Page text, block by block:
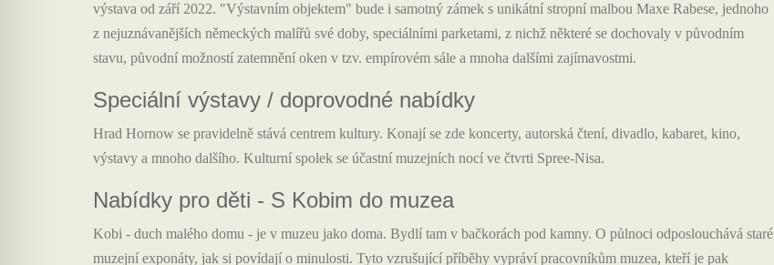
výstava od září 2022. "Výstavním objektem" bude i samotný zámek s unikátní stropní malbou Maxe Rabese, jednoho
z nejuznávanějších německých malířů své doby, speciálními parketami, z nichž některé se dochovaly v původním
stavu, původní možností zatemnění oken v tzv. empírovém sále a mnoha dalšími zajímavostmi.
Speciální výstavy / doprovodné nabídky
Hrad Hornow se pravidelně stává centrem kultury. Konají se zde koncerty, autorská čtení, divadlo, kabaret, kino,
výstavy a mnoho dalšího. Kulturní spolek se účastní muzejních nocí ve čtvrti Spree-Nisa.
Nabídky pro děti - S Kobim do muzea
Kobi - duch malého domu - je v muzeu jako doma. Bydlí tam v bačkorách pod kamny. O půlnoci odposlouchává staré
muzejní exponáty, jak si povídají o minulosti. Tyto vzrušující příběhy vypráví pracovníkům muzea, kteří je pak